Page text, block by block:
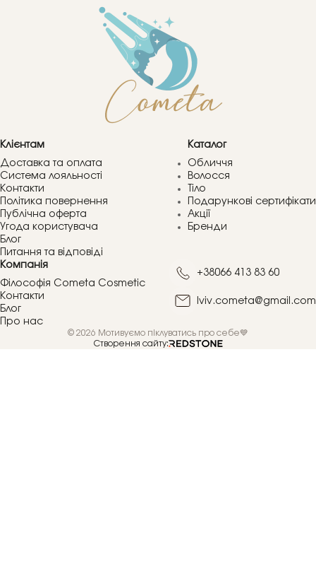
Клієнтам
Доставка та оплата
Система лояльності
Контакти
Політика повернення
Публічна оферта
Угода користувача
Блог
Питання та відповіді
Каталог
Обличчя
Волосся
Тіло
Подарункові сертифікати
Акції
Бренди
Компанія
Філософія Cometa Cosmetic
Контакти
Блог
Про нас
+38066 413 83 60
lviv.cometa@gmail.com
© 2026 Мотивуємо піклуватись про себе💙
Створення сайту: